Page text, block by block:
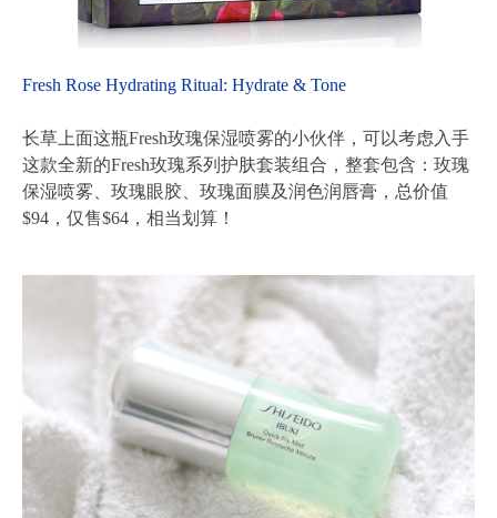
Fresh Rose Hydrating Ritual: Hydrate & Tone
长草上面这瓶Fresh玫瑰保湿喷雾的小伙伴，可以考虑入手
这款全新的Fresh玫瑰系列护肤套装组合，整套包含：玫瑰
保湿喷雾、玫瑰眼胶、玫瑰面膜及润色润唇膏，总价值
$94，仅售$64，相当划算！